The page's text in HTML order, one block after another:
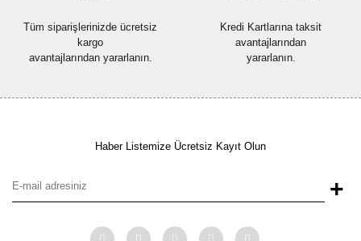
Tüm siparişlerinizde ücretsiz
kargo
avantajlarından yararlanın.
Kredi Kartlarına taksit
avantajlarından
yararlanın.
Haber Listemize Ücretsiz Kayıt Olun
+